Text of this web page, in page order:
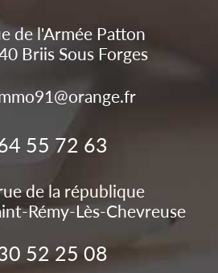
de l'Armée Patton
Briis Sous Forges
55 72 63
de la république
Rémy-Lès-Chevreuse
52 25 08